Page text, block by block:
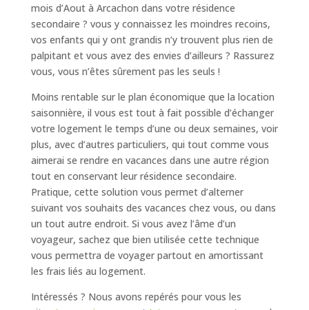
mois d’Aout à Arcachon dans votre résidence
secondaire ? vous y connaissez les moindres recoins,
vos enfants qui y ont grandis n’y trouvent plus rien de
palpitant et vous avez des envies d’ailleurs ? Rassurez
vous, vous n’êtes sûrement pas les seuls !
Moins rentable sur le plan économique que la location
saisonnière, il vous est tout à fait possible d’échanger
votre logement le temps d’une ou deux semaines, voir
plus, avec d’autres particuliers, qui tout comme vous
aimerai se rendre en vacances dans une autre région
tout en conservant leur résidence secondaire.
Pratique, cette solution vous permet d’alterner
suivant vos souhaits des vacances chez vous, ou dans
un tout autre endroit. Si vous avez l’âme d’un
voyageur, sachez que bien utilisée cette technique
vous permettra de voyager partout en amortissant
les frais liés au logement.
Intéressés ? Nous avons repérés pour vous les